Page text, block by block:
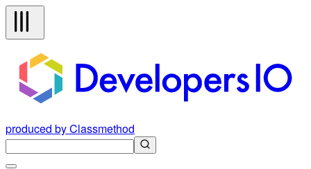
produced by Classmethod